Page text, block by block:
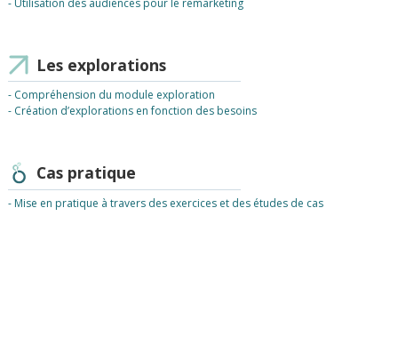
- Utilisation des audiences pour le remarketing
Les explorations
- Compréhension du module exploration
- Création d’explorations en fonction des besoins
Cas pratique
- Mise en pratique à travers des exercices et des études de cas